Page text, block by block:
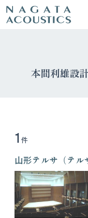
本間利雄設
1 件
山形テルサ（テル